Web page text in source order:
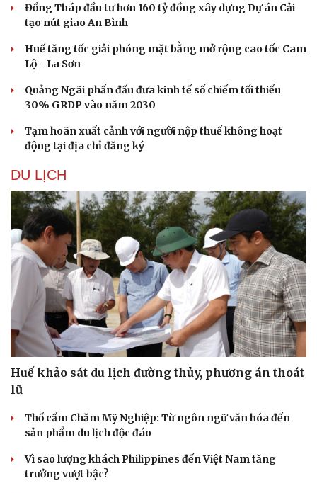
Sức khỏe
Dinh dưỡng - món ngon
Cây thuốc
Sản phụ khoa
Nam khoa
Làm đẹp - giảm cân
Ăn sạch sống khỏe
Đời sống
Blog
Đồng Tháp đầu tư hơn 160 tỷ đồng xây dựng Dự án Cải
tạo nút giao An Bình
Huế tăng tốc giải phóng mặt bằng mở rộng cao tốc Cam
Lộ - La Sơn
Quảng Ngãi phấn đấu đưa kinh tế số chiếm tối thiểu
30% GRDP vào năm 2030
Tạm hoãn xuất cảnh với người nộp thuế không hoạt
động tại địa chỉ đăng ký
DU LỊCH
Huế khảo sát du lịch đường thủy, phương án thoát
lũ
Thổ cẩm Chăm Mỹ Nghiệp: Từ ngôn ngữ văn hóa đến
sản phẩm du lịch độc đáo
Vì sao lượng khách Philippines đến Việt Nam tăng
trưởng vượt bậc?